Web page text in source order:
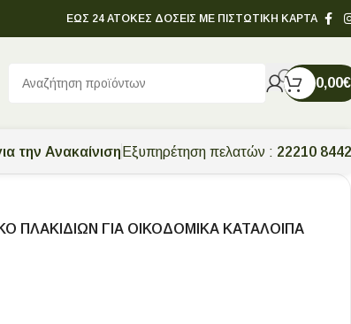
ΕΩΣ 24 ΑΤΟΚΕΣ ΔΟΣΕΙΣ ΜΕ ΠΙΣΤΩΤΙΚΗ ΚΑΡΤΑ
0,00€
την Ανακαίνιση Εξυπηρέτηση πελατών : 22210
ΠΛΑΚΙΔΙΩΝ ΓΙΑ ΟΙΚΟΔΟΜΙΚΑ ΚΑΤΑΛΟΙΠΑ